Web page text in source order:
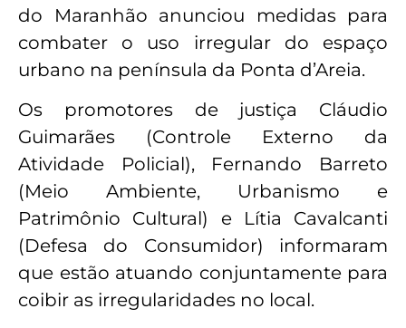
do Maranhão anunciou medidas para
combater o uso irregular do espaço
urbano na península da Ponta d’Areia.
Os promotores de justiça Cláudio
Guimarães (Controle Externo da
Atividade Policial), Fernando Barreto
(Meio Ambiente, Urbanismo e
Patrimônio Cultural) e Lítia Cavalcanti
(Defesa do Consumidor) informaram
que estão atuando conjuntamente para
coibir as irregularidades no local.